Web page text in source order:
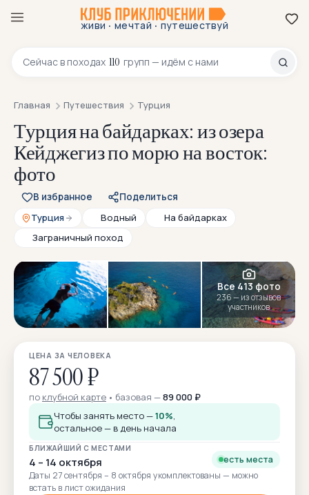
живи · мечтай · путешествуй
Сейчас в походах 110 групп — идём с нами
8 800 200-70-23
Главная Путешествия Турция
Турция на байдарках: из озера
Кейджегиз по морю на восток:
фото
В избранное
Поделиться
Турция
Водный
На байдарках
Заграничный поход
Все 413 фото
236 — из отзывов
участников
ЦЕНА ЗА ЧЕЛОВЕКА
87 500 ₽
по клубной карте базовая —89 000 ₽
Чтобы занять место —10%,
остальное — в день начала
БЛИЖАЙШИЙ С МЕСТАМИ
4 – 14 октября
есть места
Даты 27 сентября – 8 октября укомплектованы — можно
встать в лист ожидания